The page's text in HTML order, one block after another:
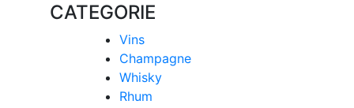
CATEGORIE
Vins
Champagne
Whisky
Rhum